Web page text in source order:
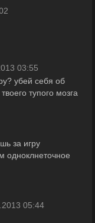
03:55
убей себя об
тупого мозга
за игру
одноклнеточное
05:44